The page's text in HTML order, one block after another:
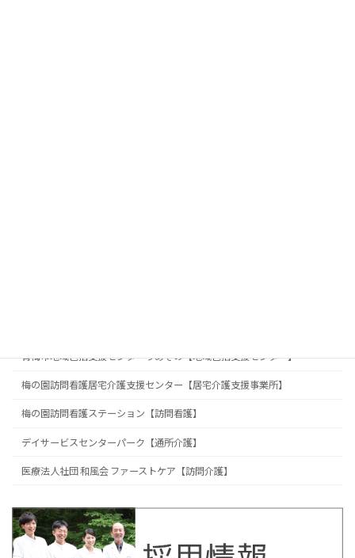
青梅市地域包括支援センターうめぞの【地域包括支援センター】
梅の園訪問看護居宅介護支援センター【居宅介護支援事業所】
梅の園訪問看護ステーション【訪問看護】
デイサービスセンターパーク【通所介護】
医療法人社団 和風会 ファーストケア【訪問介護】